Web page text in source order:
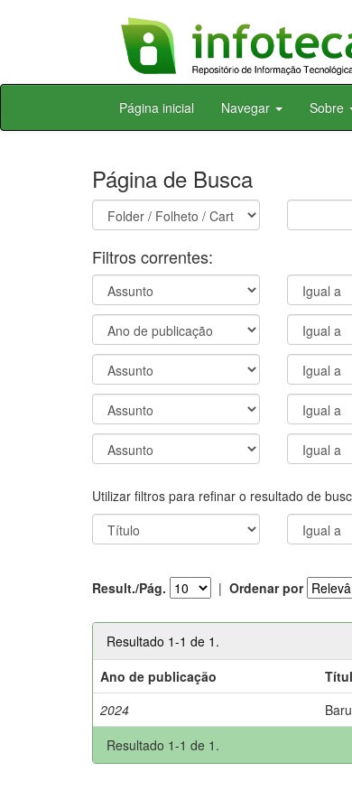
Skip
Página inicial Navegar Sobre
Página de Busca
Filtros correntes:
Utilizar filtros para refinar o resultado de
Result./Pág. | Ordenar por
Resultado 1-1 de 1.
Ano de publicação
2024
Resultado 1-1 de 1.